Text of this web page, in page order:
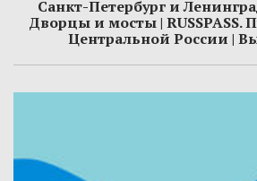
Санкт-Петербург и
Дворцы и мосты | RUSSPASS.
Центральной России |